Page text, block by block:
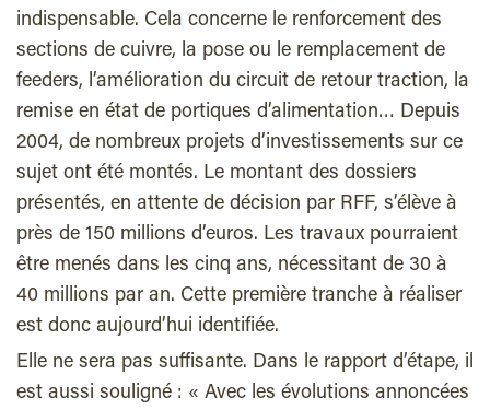
indispensable. Cela concerne le renforcement des
sections de cuivre, la pose ou le remplacement de
feeders, l’amélioration du circuit de retour traction, la
remise en état de portiques d’alimentation… Depuis
2004, de nombreux projets d’investissements sur ce
sujet ont été montés. Le montant des dossiers
présentés, en attente de décision par RFF, s’élève à
près de 150 millions d’euros. Les travaux pourraient
être menés dans les cinq ans, nécessitant de 30 à
40 millions par an. Cette première tranche à réaliser
est donc aujourd’hui identifiée.
Elle ne sera pas suffisante. Dans le rapport d’étape, il
est aussi souligné : « Avec les évolutions annoncées